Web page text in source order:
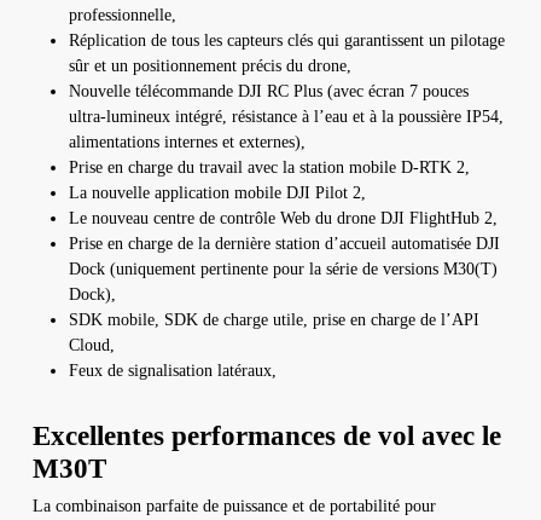
professionnelle,
Réplication de tous les capteurs clés qui garantissent un pilotage
sûr et un positionnement précis du drone,
Nouvelle télécommande DJI RC Plus (avec écran 7 pouces
ultra-lumineux intégré, résistance à l’eau et à la poussière IP54,
alimentations internes et externes),
Prise en charge du travail avec la station mobile D-RTK 2,
La nouvelle application mobile DJI Pilot 2,
Le nouveau centre de contrôle Web du drone DJI FlightHub 2,
Prise en charge de la dernière station d’accueil automatisée DJI
Dock (uniquement pertinente pour la série de versions M30(T)
Dock),
SDK mobile, SDK de charge utile, prise en charge de l’API
Cloud,
Feux de signalisation latéraux,
Excellentes performances de vol avec le
M30T
La combinaison parfaite de puissance et de portabilité pour